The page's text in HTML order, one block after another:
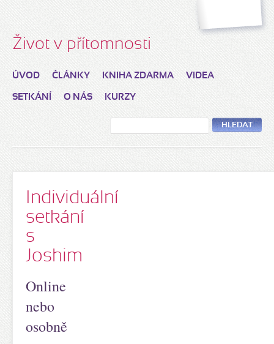
Život v přítomnosti
ÚVOD ČLÁNKY KNIHA ZDARMA VIDEA
SETKÁNÍ O NÁS KURZY
HLEDAT
Individuální
setkání
s
Joshim
Online
nebo
osobně